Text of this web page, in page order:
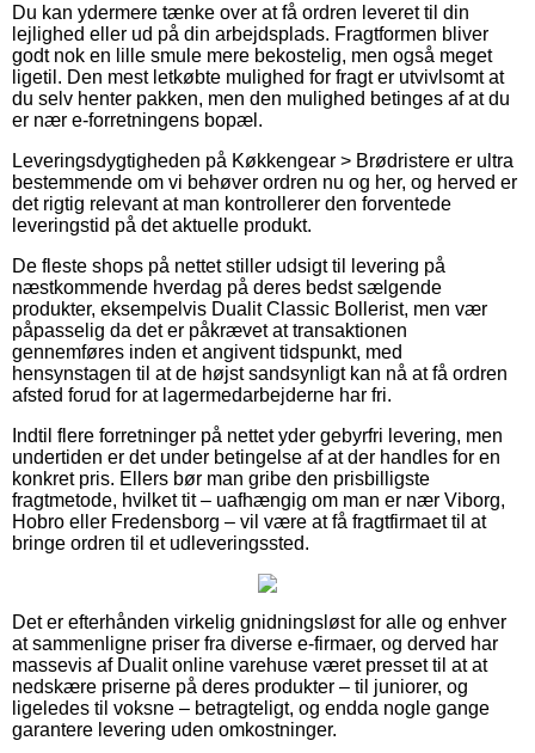
Du kan ydermere tænke over at få ordren leveret til din
lejlighed eller ud på din arbejdsplads. Fragtformen bliver
godt nok en lille smule mere bekostelig, men også meget
ligetil. Den mest letkøbte mulighed for fragt er utvivlsomt at
du selv henter pakken, men den mulighed betinges af at du
er nær e-forretningens bopæl.
Leveringsdygtigheden på Køkkengear > Brødristere er ultra
bestemmende om vi behøver ordren nu og her, og herved er
det rigtig relevant at man kontrollerer den forventede
leveringstid på det aktuelle produkt.
De fleste shops på nettet stiller udsigt til levering på
næstkommende hverdag på deres bedst sælgende
produkter, eksempelvis Dualit Classic Bollerist, men vær
påpasselig da det er påkrævet at transaktionen
gennemføres inden et angivent tidspunkt, med
hensynstagen til at de højst sandsynligt kan nå at få ordren
afsted forud for at lagermedarbejderne har fri.
Indtil flere forretninger på nettet yder gebyrfri levering, men
undertiden er det under betingelse af at der handles for en
konkret pris. Ellers bør man gribe den prisbilligste
fragtmetode, hvilket tit – uafhængig om man er nær Viborg,
Hobro eller Fredensborg – vil være at få fragtfirmaet til at
bringe ordren til et udleveringssted.
Det er efterhånden virkelig gnidningsløst for alle og enhver
at sammenligne priser fra diverse e-firmaer, og derved har
massevis af Dualit online varehuse været presset til at at
nedskære priserne på deres produkter – til juniorer, og
ligeledes til voksne – betragteligt, og endda nogle gange
garantere levering uden omkostninger.